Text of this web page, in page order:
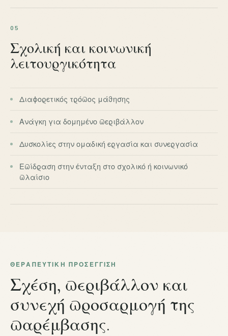
05
Σχολική και κοινωνική
λειτουργικότητα
Διαφορετικός τρόπος μάθησης
Ανάγκη για δομημένο περιβάλλον
Δυσκολίες στην ομαδική εργασία και συνεργασία
Επίδραση στην ένταξη στο σχολικό ή κοινωνικό
πλαίσιο
ΘΕΡΑΠΕΥΤΙΚΉ ΠΡΟΣΈΓΓΙΣΗ
Σχέση, περιβάλλον και
συνεχή προσαρμογή της
παρέμβασης.